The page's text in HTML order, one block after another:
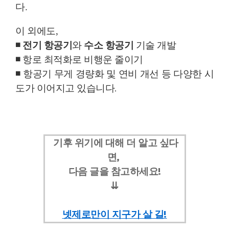
다.
이 외에도,
◾ 전기 항공기 와 수소 항공기 기술 개발
◾ 항로 최적화로 비행운 줄이기
◾ 항공기 무게 경량화 및 연비 개선 등 다양한 시
도가 이어지고 있습니다.
기후 위기에 대해 더 알고 싶다
면,
다음 글을 참고하세요!
⇊
넷제로만이 지구가 살 길!